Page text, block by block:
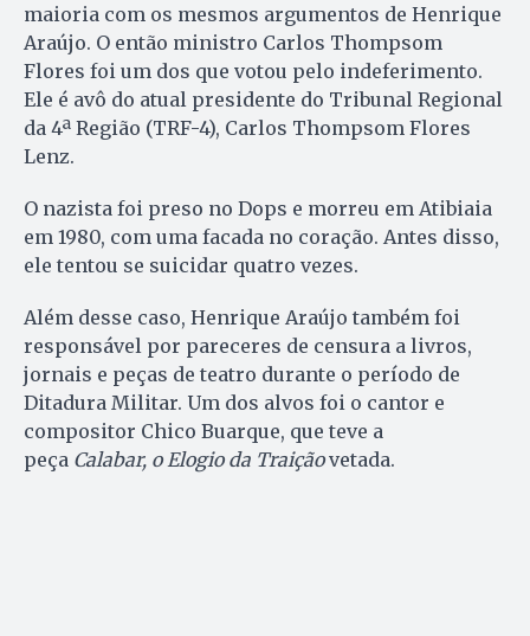
maioria com os mesmos argumentos de Henrique
Araújo. O então ministro Carlos Thompsom
Flores foi um dos que votou pelo indeferimento.
Ele é avô do atual presidente do Tribunal Regional
da 4ª Região (TRF-4), Carlos Thompsom Flores
Lenz.
O nazista foi preso no Dops e morreu em Atibiaia
em 1980, com uma facada no coração. Antes disso,
ele tentou se suicidar quatro vezes.
Além desse caso, Henrique Araújo também foi
responsável por pareceres de censura a livros,
jornais e peças de teatro durante o período de
Ditadura Militar. Um dos alvos foi o cantor e
compositor Chico Buarque, que teve a
peça Calabar, o Elogio da Traiçãovetada.